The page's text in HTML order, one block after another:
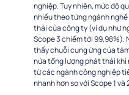
nghiệp. Tuy nhiên, mức độ
nhiều theo từng ngành
thải của công ty (ví dụ như
Scope 3 chiếm tới 99,98%).
thấy chuỗi cung ứng của
nửa tổng lượng phát thải khí
từ các ngành công nghiệp
nhanh hơn so với Scope 1 và